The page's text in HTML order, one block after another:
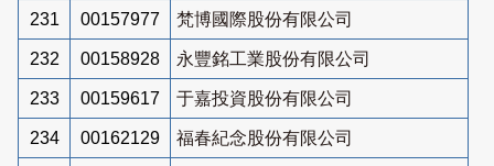
231 00157977 梵博國際股份有限公司
232 00158928 永豐銘工業股份有限公司
233 00159617 于嘉投資股份有限公司
234 00162129 福春紀念股份有限公司